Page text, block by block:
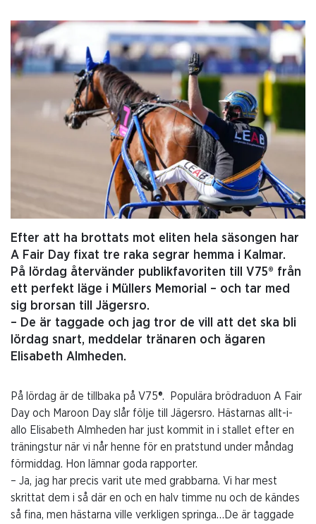
Efter att ha brottats mot eliten hela säsongen har
A Fair Day fixat tre raka segrar hemma i Kalmar.
På lördag återvänder publikfavoriten till V75® från
ett perfekt läge i Müllers Memorial – och tar med
sig brorsan till Jägersro.
– De är taggade och jag tror de vill att det ska bli
lördag snart, meddelar tränaren och ägaren
Elisabeth Almheden.
På lördag är de tillbaka på V75®. Populära brödraduon A Fair
Day och Maroon Day slår följe till Jägersro. Hästarnas allt-i-
allo Elisabeth Almheden har just kommit in i stallet efter en
träningstur när vi når henne för en pratstund under måndag
förmiddag. Hon lämnar goda rapporter.
– Ja, jag har precis varit ute med grabbarna. Vi har mest
skrittat dem i så där en och en halv timme nu och de kändes
så fina, men hästarna ville verkligen springa…De är taggade